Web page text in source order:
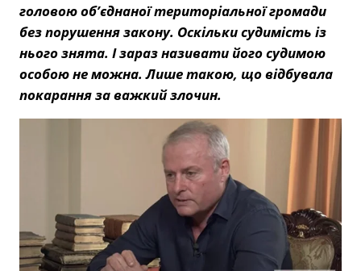
головою об’єднаної територіальної громади
без порушення закону. Оскільки судимість із
нього знята. І зараз називати його судимою
особою не можна. Лише такою, що відбувала
покарання за важкий злочин.